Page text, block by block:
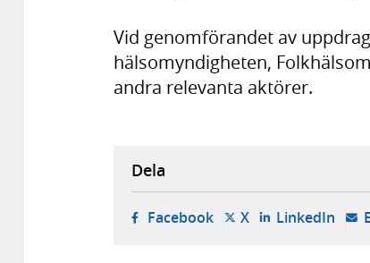
Vid genomförandet av
hälsomyndigheten,
andra relevanta aktörer.
Dela
Facebook- öppnas i ny flik,
X- öppnas i ny flik,
LinkedIn-